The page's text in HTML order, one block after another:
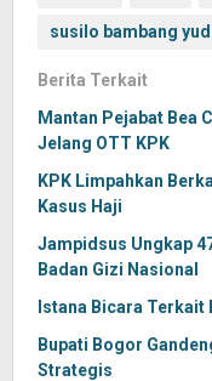
susilo bambang
Berita Terkait
Mantan Pejabat Bea
Jelang OTT KPK
KPK Limpahkan
Kasus Haji
Jampidsus Ungkap
Badan Gizi Nasional
Istana Bicara
Bupati Bogor
Strategis